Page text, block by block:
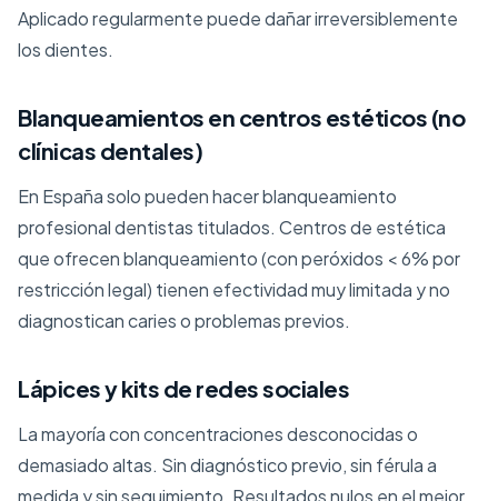
Aplicado regularmente puede dañar irreversiblemente
los dientes.
Blanqueamientos en centros estéticos (no
clínicas dentales)
En España solo pueden hacer blanqueamiento
profesional dentistas titulados. Centros de estética
que ofrecen blanqueamiento (con peróxidos < 6% por
restricción legal) tienen efectividad muy limitada y no
diagnostican caries o problemas previos.
Lápices y kits de redes sociales
La mayoría con concentraciones desconocidas o
demasiado altas. Sin diagnóstico previo, sin férula a
medida y sin seguimiento. Resultados nulos en el mejor